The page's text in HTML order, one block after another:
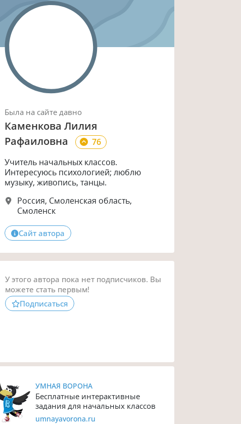
Была на сайте давно
Каменкова Лилия
Рафаиловна
76
Учитель начальных классов.
Интересуюсь психологией; люблю
музыку, живопись, танцы.
Россия, Смоленская область,
Смоленск
Сайт автора
У этого автора пока нет подписчиков. Вы
можете стать первым!
Подписаться
УМНАЯ ВОРОНА
Бесплатные интерактивные
задания для начальных классов
umnayavorona.ru